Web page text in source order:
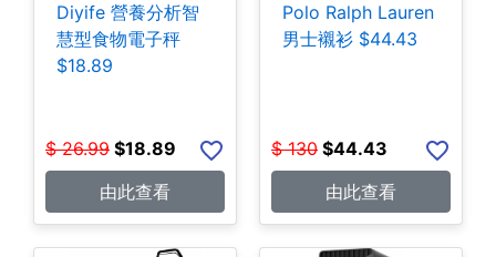
Diyife 營養分析智
慧型食物電子秤
$18.89
$ 26.99 $18.89
由此查看
Polo Ralph Lauren
男士襯衫 $44.43
$ 130 $44.43
由此查看